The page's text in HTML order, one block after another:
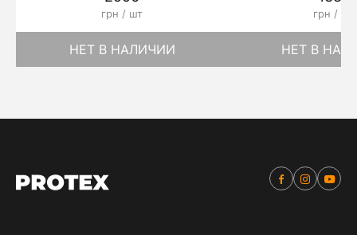
грн / шт
НЕТ В НАЛИЧИИ
грн / шт
НЕТ В